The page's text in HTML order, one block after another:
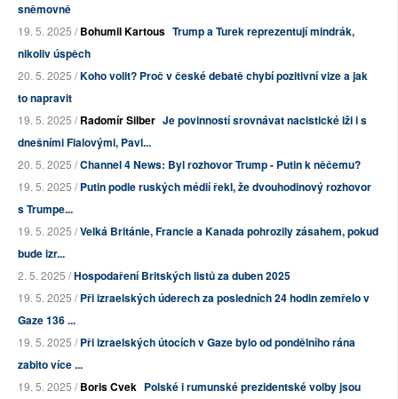
sněmovně
19. 5. 2025 /Bohumil Kartous Trump a Turek reprezentují mindrák,
nikoliv úspěch
20. 5. 2025 /Koho volit? Proč v české debatě chybí pozitivní vize a jak
to napravit
19. 5. 2025 /Radomír Silber Je povinností srovnávat nacistické lži i s
dnešními Fialovými, Pavl...
20. 5. 2025 /Channel 4 News: Byl rozhovor Trump - Putin k něčemu?
19. 5. 2025 /Putin podle ruských médií řekl, že dvouhodinový rozhovor
s Trumpe...
19. 5. 2025 /Velká Británie, Francie a Kanada pohrozily zásahem, pokud
bude izr...
2. 5. 2025 /Hospodaření Britských listů za duben 2025
19. 5. 2025 /Při izraelských úderech za posledních 24 hodin zemřelo v
Gaze 136 ...
19. 5. 2025 /Při izraelských útocích v Gaze bylo od pondělního rána
zabito více ...
19. 5. 2025 /Boris Cvek Polské i rumunské prezidentské volby jsou